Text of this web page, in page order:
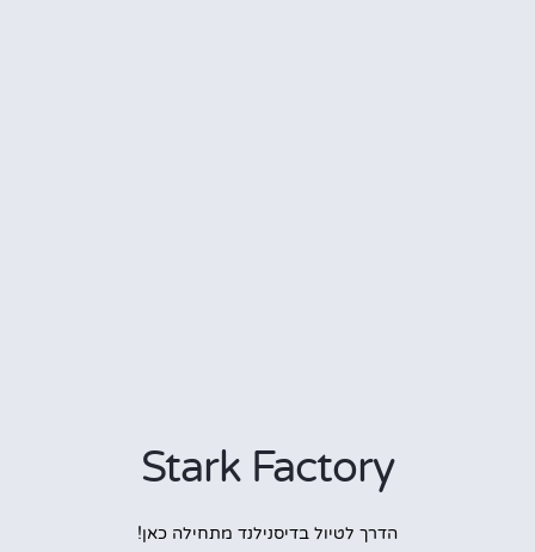
Stark Factory
הדרך לטיול בדיסנילנד מתחילה כאן!